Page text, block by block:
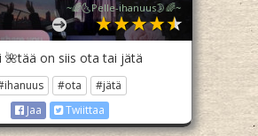
~🌈🌜Pelle-ihanuus🌛🌈~
🌺tää on siis ota tai jätä
#ota
#jätä
Jaa
Twiittaa